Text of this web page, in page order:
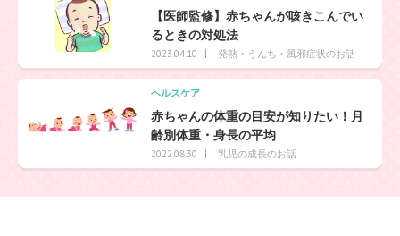
【医師監修】赤ちゃんが咳きこんでい
るときの対処法
2023.04.10 発熱・うんち・風邪症状のお話
ヘルスケア
赤ちゃんの体重の目安が知りたい！月
齢別体重・身長の平均
2022.08.30 乳児の成長のお話